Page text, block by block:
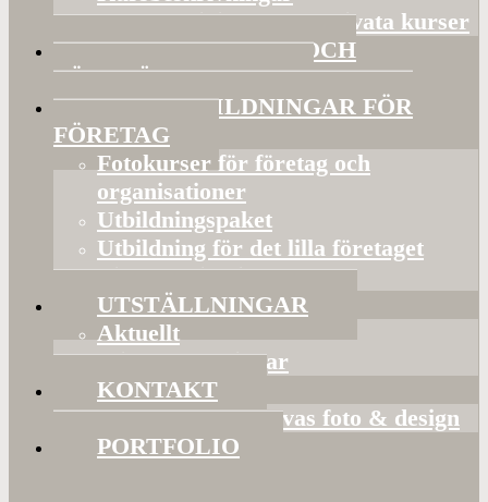
Gruppaktiviteter och privata kurser
BILDVISNINGAR OCH
FÖRELÄSNINGAR
FOTOUTBILDNINGAR FÖR
FÖRETAG
Fotokurser för företag och
organisationer
Utbildningspaket
Utbildning för det lilla företaget
Bildorganisering
UTSTÄLLNINGAR
Aktuellt
Mina utställningar
KONTAKT
Presentkort hos Evas foto & design
PORTFOLIO